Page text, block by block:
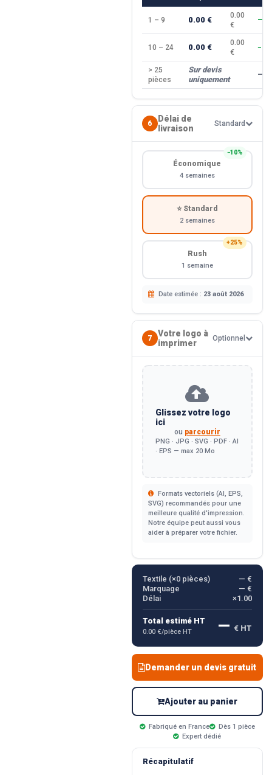
1 – 9 0.00 €
0.00
€
—
10 – 24 0.00 €
0.00
€
> 25
pièces
Sur devis
uniquement
—
6
Délai de
livraison
Standard
−10%
Économique
4 semaines
⭐ Standard
2 semaines
+25%
Rush
1 semaine
Date estimée : 23 août 2026
7
Votre logo à
imprimer
Optionnel
Glissez votre logo
ici
ou parcourir
PNG · JPG · SVG · PDF · AI
· EPS — max 20 Mo
Formats vectoriels (AI, EPS,
SVG) recommandés pour une
meilleure qualité d'impression.
Notre équipe peut aussi vous
aider à préparer votre fichier.
Textile (×0pièces)
— €
Marquage
— €
Délai
×1.00
Total estimé HT
0.00 €/pièce HT — € HT
Demander un devis gratuit
Ajouter au panier
Fabriqué en France
Dès 1 pièce
Expert dédié
Récapitulatif